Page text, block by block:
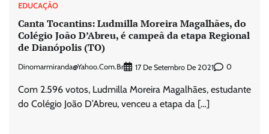
EDUCAÇÃO
Canta Tocantins: Ludmilla Moreira Magalhães, do
Colégio João D’Abreu, é campeã da etapa Regional
de Dianópolis (TO)
Dinomarmiranda@yahoo.com.br 17 De Setembro De 2021 0
Com 2.596 votos, Ludmilla Moreira Magalhães, estudante
do Colégio João D’Abreu, venceu a etapa da […]